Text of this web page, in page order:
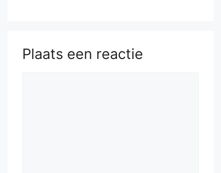
Plaats een reactie